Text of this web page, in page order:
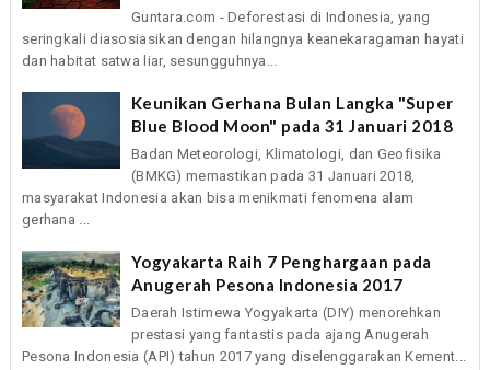
Guntara.com - Deforestasi di Indonesia, yang
seringkali diasosiasikan dengan hilangnya keanekaragaman hayati
dan habitat satwa liar, sesungguhnya...
Keunikan Gerhana Bulan Langka "Super
Blue Blood Moon" pada 31 Januari 2018
Badan Meteorologi, Klimatologi, dan Geofisika
(BMKG) memastikan pada 31 Januari 2018,
masyarakat Indonesia akan bisa menikmati fenomena alam
gerhana ...
Yogyakarta Raih 7 Penghargaan pada
Anugerah Pesona Indonesia 2017
Daerah Istimewa Yogyakarta (DIY) menorehkan
prestasi yang fantastis pada ajang Anugerah
Pesona Indonesia (API) tahun 2017 yang diselenggarakan Kement...